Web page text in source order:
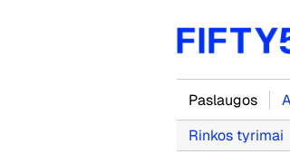
Paslaugos
Rinkos tyrimai